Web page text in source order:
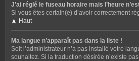
J’ai réglé le fuseau horaire mais l’heure
Si vous êtes certain(e) d’avoir correctement
Haut
Ma langue n’apparaît pas dans la liste !
Soit l’administrateur n’a pas installé votre
souhaitez. Si la traduction désirée n’existe